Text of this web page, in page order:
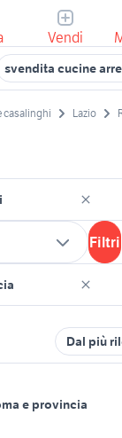
Vendi
svendita cucine
casalinghi Lazio
Filtri
Dal più
e provincia